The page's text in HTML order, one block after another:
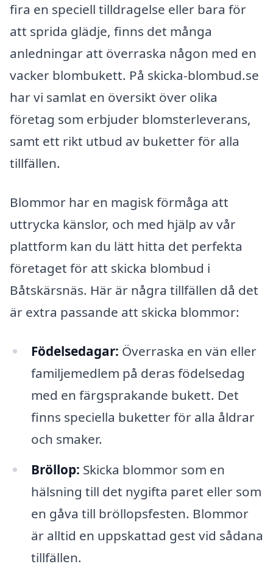
fira en speciell tilldragelse eller bara för
att sprida glädje, finns det många
anledningar att överraska någon med en
vacker blombukett. På skicka-blombud.se
har vi samlat en översikt över olika
företag som erbjuder blomsterleverans,
samt ett rikt utbud av buketter för alla
tillfällen.
Blommor har en magisk förmåga att
uttrycka känslor, och med hjälp av vår
plattform kan du lätt hitta det perfekta
företaget för att skicka blombud i
Båtskärsnäs. Här är några tillfällen då det
är extra passande att skicka blommor:
Födelsedagar: Överraska en vän eller
familjemedlem på deras födelsedag
med en färgsprakande bukett. Det
finns speciella buketter för alla åldrar
och smaker.
Bröllop: Skicka blommor som en
hälsning till det nygifta paret eller som
en gåva till bröllopsfesten. Blommor
är alltid en uppskattad gest vid sådana
tillfällen.